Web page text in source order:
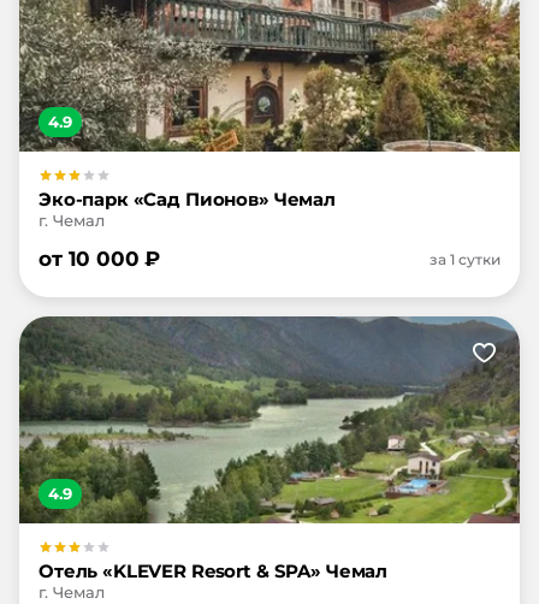
4.9
Эко-парк «Сад Пионов» Чемал
г. Чемал
от 10 000 ₽ за 1 сутки
4.9
Отель «KLEVER Resort & SPA» Чемал
г. Чемал